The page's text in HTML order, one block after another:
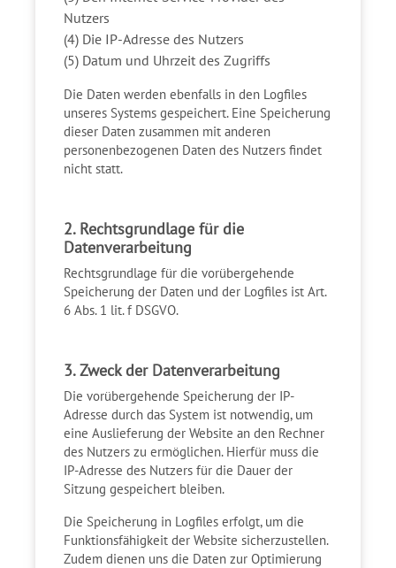
Nutzers
(4) Die IP-Adresse des Nutzers
(5) Datum und Uhrzeit des Zugriffs
Die Daten werden ebenfalls in den Logfiles
unseres Systems gespeichert. Eine Speicherung
dieser Daten zusammen mit anderen
personenbezogenen Daten des Nutzers findet
nicht statt.
2. Rechtsgrundlage für die
Datenverarbeitung
Rechtsgrundlage für die vorübergehende
Speicherung der Daten und der Logfiles ist Art.
6 Abs. 1 lit. f DSGVO.
3. Zweck der Datenverarbeitung
Die vorübergehende Speicherung der IP-
Adresse durch das System ist notwendig, um
eine Auslieferung der Website an den Rechner
des Nutzers zu ermöglichen. Hierfür muss die
IP-Adresse des Nutzers für die Dauer der
Sitzung gespeichert bleiben.
Die Speicherung in Logfiles erfolgt, um die
Funktionsfähigkeit der Website sicherzustellen.
Zudem dienen uns die Daten zur Optimierung